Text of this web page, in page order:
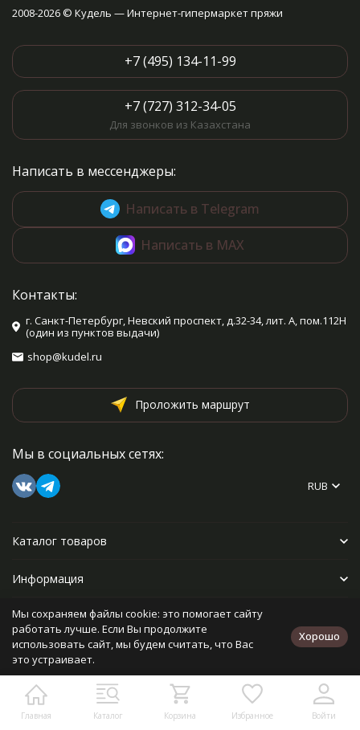
Главная Каталог Корзина Избранное Войти
2008-2026 © Кудель — Интернет-гипермаркет пряжи
+7 (495) 134-11-99
+7 (727) 312-34-05
Для звонков из Казахстана
Написать в мессенджеры:
Написать в Telegram
Написать в MAX
Контакты:
г. Санкт-Петербург, Невский проспект, д.32-34, лит. А, пом.112Н
(один из пунктов выдачи)
shop@kudel.ru
Проложить маршрут
Мы в социальных сетях:
RUB
Каталог товаров
Информация
Прочее
Политика персональных данных
Разработано в
bodysite.ru
Мы сохраняем файлы cookie: это помогает сайту
работать лучше. Если Вы продолжите
использовать сайт, мы будем считать, что Вас
это устраивает.
Хорошо